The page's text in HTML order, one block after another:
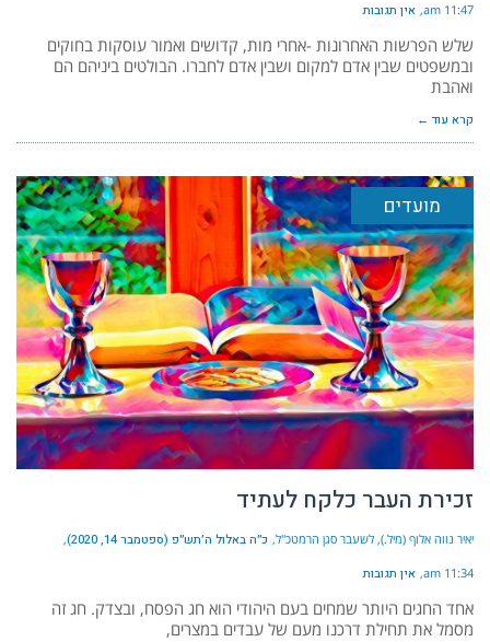
11:47 am אין תגובות
שלש הפרשות האחרונות -אחרי מות, קדושים ואמור עוסקות בחוקים
ובמשפטים שבין אדם למקום ושבין אדם לחברו. הבולטים ביניהם הם
ואהבת
קרא עוד ←
מועדים
זכירת העבר כלקח לעתיד
יאיר נווה אלוף (מיל.), לשעבר סגן הרמטכ"ל כ״ה באלול ה׳תש״פ (ספטמבר 14, 2020)
11:34 am אין תגובות
אחד החגים היותר שמחים בעם היהודי הוא חג הפסח, ובצדק. חג זה
מסמל את תחילת דרכנו מעם של עבדים במצרים,